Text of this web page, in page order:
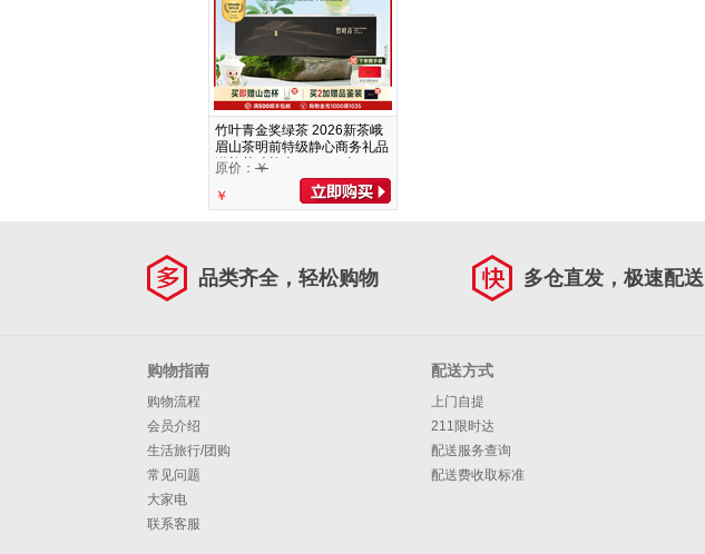
竹叶青金奖绿茶 2026新茶峨
眉山茶明前特级静心商务礼品
送礼茶叶礼盒 120g*1盒
原价： ￥
￥
品类齐全，轻松购物 多仓直发，极速配送
购物指南
购物流程
会员介绍
生活旅行/团购
常见问题
大家电
联系客服
配送方式
上门自提
211限时达
配送服务查询
配送费收取标准